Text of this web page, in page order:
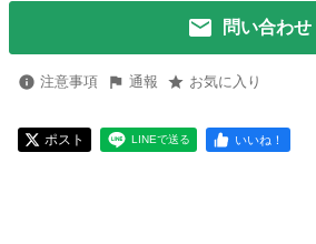
問い合わせ
注意事項 通報 お気に入り
ポスト LINEで送る いいね！